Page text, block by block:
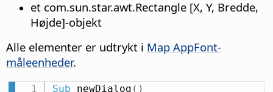
et com.sun.star.awt.Rectangle [X, Y, Bredde,
Højde]-objekt
Alle elementer er udtrykt i Map AppFont-
måleenheder.
Sub newDialog ( )